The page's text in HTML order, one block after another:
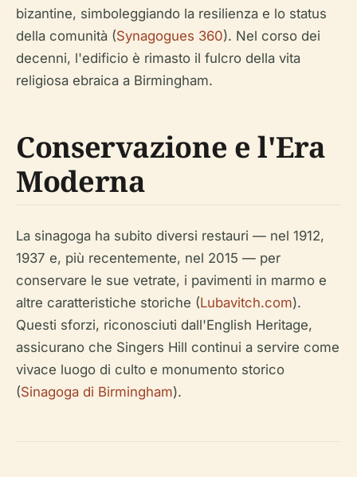
bizantine, simboleggiando la resilienza e lo status
della comunità (Synagogues 360). Nel corso dei
decenni, l'edificio è rimasto il fulcro della vita
religiosa ebraica a Birmingham.
Conservazione e l'Era
Moderna
La sinagoga ha subito diversi restauri — nel 1912,
1937 e, più recentemente, nel 2015 — per
conservare le sue vetrate, i pavimenti in marmo e
altre caratteristiche storiche (Lubavitch.com).
Questi sforzi, riconosciuti dall'English Heritage,
assicurano che Singers Hill continui a servire come
vivace luogo di culto e monumento storico
(Sinagoga di Birmingham).